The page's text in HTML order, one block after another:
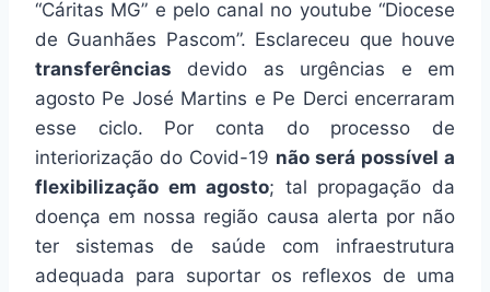
“Cáritas MG” e pelo canal no youtube “Diocese
de Guanhães Pascom”. Esclareceu que houve
transferências devido as urgências e em
agosto Pe José Martins e Pe Derci encerraram
esse ciclo. Por conta do processo de
interiorização do Covid-19 não será possível a
flexibilização em agosto; tal propagação da
doença em nossa região causa alerta por não
ter sistemas de saúde com infraestrutura
adequada para suportar os reflexos de uma